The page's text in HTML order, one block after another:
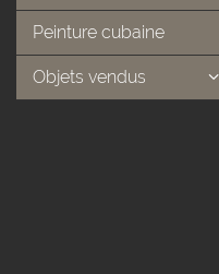
Peinture cubaine
Objets vendus